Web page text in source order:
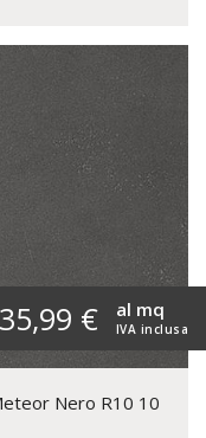
35,99 € IVA inclusa
al mq
Nero R10 10